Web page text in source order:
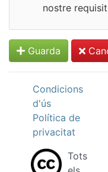
nostre
Guarda
Condicions
d'ús
Política de
privacitat
Tots